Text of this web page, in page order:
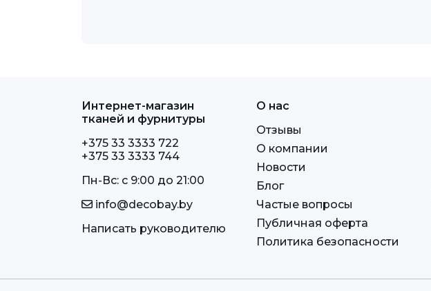
Интернет-магазин
тканей и фурнитуры
+375 33 3333 722
+375 33 3333 744
Пн-Вс: c 9:00 до 21:00
info@decobay.by
Написать руководителю
О нас
Отзывы
О компании
Новости
Блог
Частые вопросы
Публичная оферта
Политика безопасности